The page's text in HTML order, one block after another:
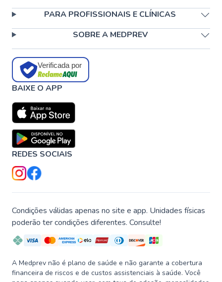
PARA PROFISSIONAIS E CLÍNICAS
SOBRE A MEDPREV
Verificada por
BAIXE O APP
REDES SOCIAIS
Condições válidas apenas no site e app. Unidades físicas
poderão ter condições diferentes. Consulte!
A Medprev não é plano de saúde e não garante a cobertura
financeira de riscos e de custos assistenciais à saúde. Você